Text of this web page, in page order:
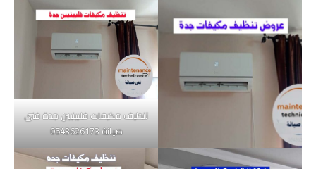
تنظيف مكيفات فلبينيين جدة فنى
صيانة 0543626173